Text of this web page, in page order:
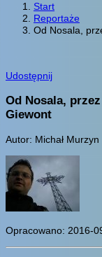
Start
Reportaże
Od Nosala,
Udostępnij
Od Nosala,
Giewont
Autor: Michał Murzyn
Opracowano: 2016-